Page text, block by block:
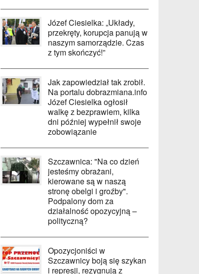
Józef Ciesielka: „Układy,
przekręty, korupcja panują w
naszym samorządzie. Czas
z tym skończyć!”
Jak zapowiedział tak zrobił.
Na portalu dobrazmiana.info
Józef Ciesielka ogłosił
walkę z bezprawiem, kilka
dni później wypełnił swoje
zobowiązanie
Szczawnica: "Na co dzień
jesteśmy obrażani,
kierowane są w naszą
stronę obelgi i groźby".
Podpalony dom za
działalność opozycyjną –
polityczną?
Opozycjoniści w
Szczawnicy boją się szykan
i represji, rezygnują z